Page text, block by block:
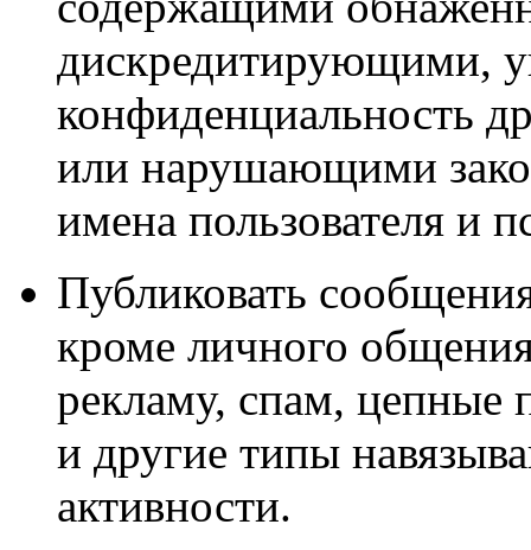
конфиденциальность
или нарушающими
имена пользователя и
Публиковать
кроме личного
рекламу, спам, цепные
и другие типы
активности.